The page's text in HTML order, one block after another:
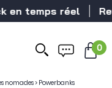
temps réel
0
nomades> Powerbanks